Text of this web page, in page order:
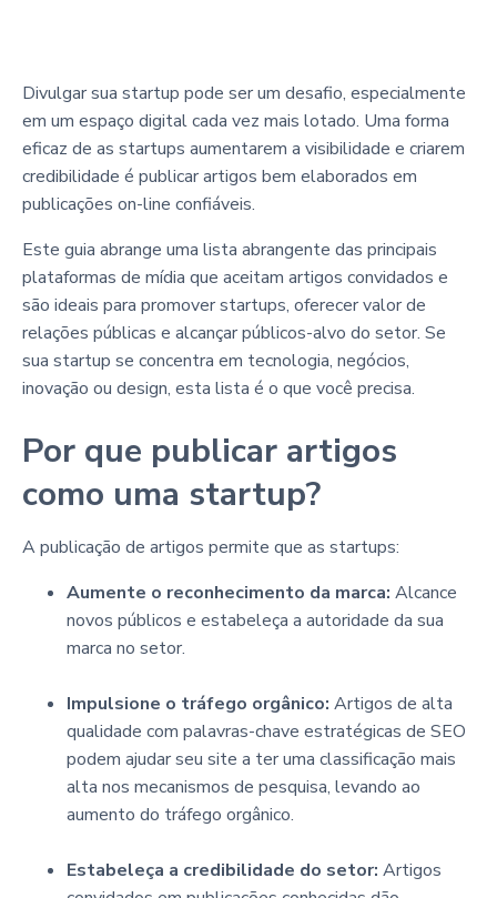
Divulgar sua startup pode ser um desafio, especialmente
em um espaço digital cada vez mais lotado. Uma forma
eficaz de as startups aumentarem a visibilidade e criarem
credibilidade é publicar artigos bem elaborados em
publicações on-line confiáveis.
Este guia abrange uma lista abrangente das principais
plataformas de mídia que aceitam artigos convidados e
são ideais para promover startups, oferecer valor de
relações públicas e alcançar públicos-alvo do setor. Se
sua startup se concentra em tecnologia, negócios,
inovação ou design, esta lista é o que você precisa.
Por que publicar artigos
como uma startup?
A publicação de artigos permite que as startups:
Aumente o reconhecimento da marca: Alcance
novos públicos e estabeleça a autoridade da sua
marca no setor.
Impulsione o tráfego orgânico: Artigos de alta
qualidade com palavras-chave estratégicas de SEO
podem ajudar seu site a ter uma classificação mais
alta nos mecanismos de pesquisa, levando ao
aumento do tráfego orgânico.
Estabeleça a credibilidade do setor: Artigos